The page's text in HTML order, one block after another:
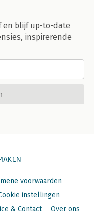
en blijf up-to-date
inspirerende
voorwaarden
instellingen
& Contact Over ons